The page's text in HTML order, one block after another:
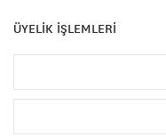
ÜYELİK İŞLEMLERİ